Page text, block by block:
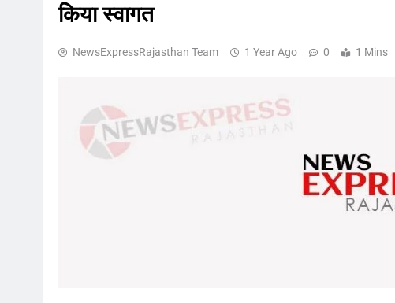
किया स्वागत
NewsExpressRajasthan Team 1 Year Ago 0 1 Mins